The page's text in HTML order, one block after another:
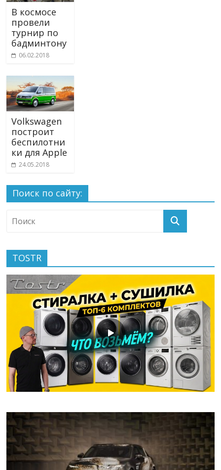
В космосе
провели
турнир по
бадминтону
06.02.2018
Volkswagen
построит
беспилотни
ки для Apple
24.05.2018
Поиск по сайту:
TOSTR